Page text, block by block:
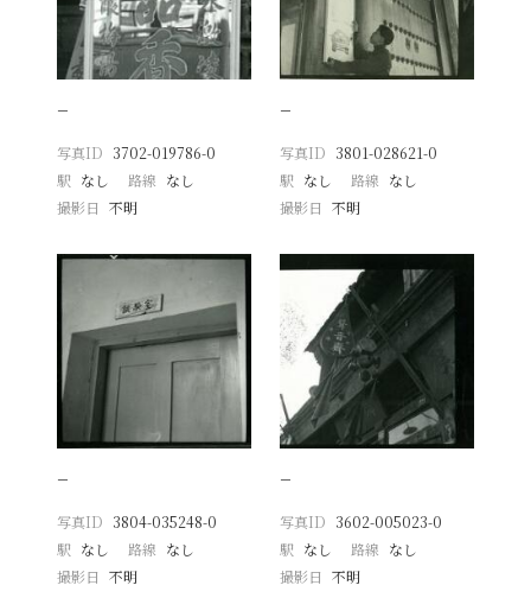
−
写真ID 3702-019786-0
駅 なし 路線 なし
撮影日
不明
−
写真ID 3801-028621-0
駅 なし 路線 なし
撮影日 不明
−
写真ID 3804-035248-0
駅 なし 路線 なし
撮影日
不明
−
写真ID 3602-005023-0
駅 なし 路線 なし
撮影日 不明